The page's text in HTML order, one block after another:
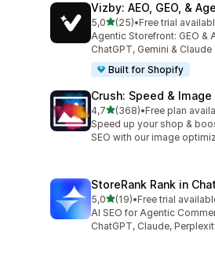
Vizby: AEO, GEO, &
5,0stelle su 5
(25)
25 recensioni totali
•Free trial
Agentic Storefront: GEO &
ChatGPT, Gemini & Claude
Built for Shopify
Crush: Speed &
4,7stelle su 5
(368)
368 recensioni totali
•Free plan
Speed up your shop &
SEO with our image
StoreRank Rank in
5,0stelle su 5
(19)
19 recensioni totali
•Free trial
AI SEO for Agentic
ChatGPT, Claude,